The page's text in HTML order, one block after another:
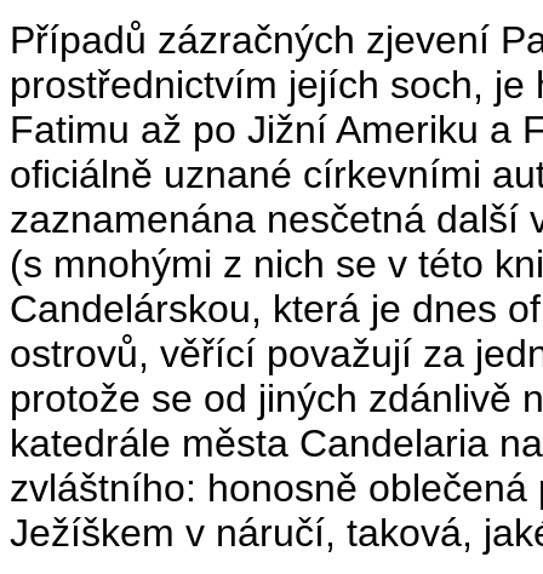
Případů zázračných zjevení
prostřednictvím jejích soch,
Fatimu až po Jižní Ameriku a
oficiálně uznané církevními
zaznamenána nesčetná další
(s mnohými z nich se v této
Candelárskou, která je dnes
ostrovů, věřící považují za
protože se od jiných zdánlivě
katedrále města Candelaria
zvláštního: honosně
Ježíškem v náručí, taková,